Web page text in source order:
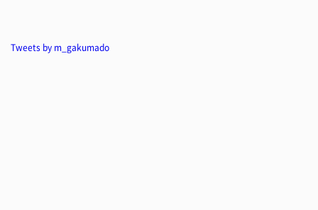
Tweets by m_gakumado